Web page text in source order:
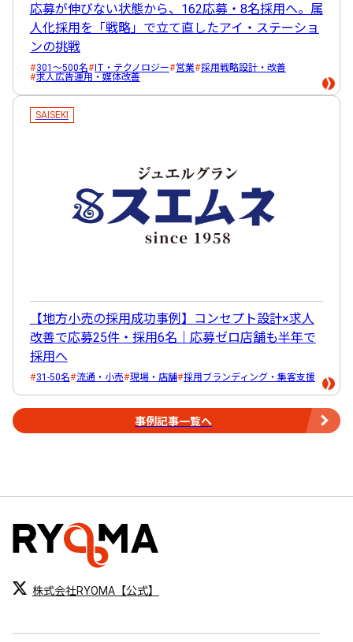
応募が伸びない状態から、162応募・8名採用へ。属
人化採用を「戦略」で立て直したアイ・ステーショ
ンの挑戦
301～500名 IT・テクノロジー 営業 採用戦略設計・改善
求人広告運用・媒体改善
SAISEKI
【地方小売の採用成功事例】コンセプト設計×求人
改善で応募25件・採用6名｜応募ゼロ店舗も半年で
採用へ
31-50名 流通・小売 現場・店舗 採用ブランディング・集客支援
事例記事一覧へ
株式会社RYOMA【公式】